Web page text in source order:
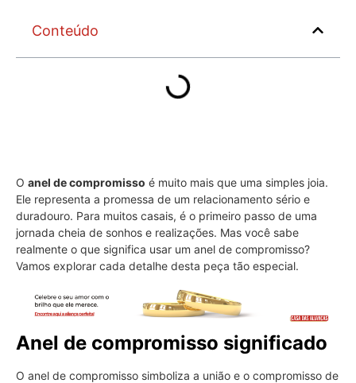
Conteúdo
O anel de compromisso é muito mais que uma simples joia.
Ele representa a promessa de um relacionamento sério e
duradouro. Para muitos casais, é o primeiro passo de uma
jornada cheia de sonhos e realizações. Mas você sabe
realmente o que significa usar um anel de compromisso?
Vamos explorar cada detalhe desta peça tão especial.
Anel de compromisso significado
O anel de compromisso simboliza a união e o compromisso de